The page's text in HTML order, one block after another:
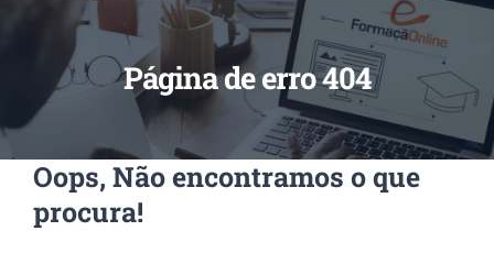
Página de erro 404
Oops, Não encontramos o que
procura!